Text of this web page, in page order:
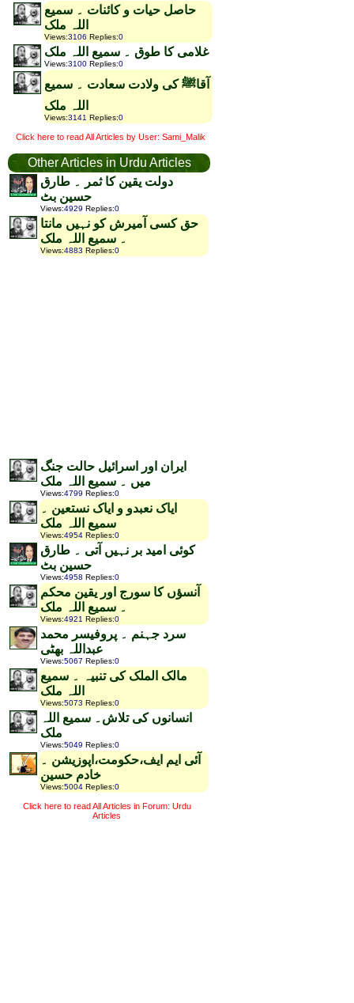
حاصل حیات و کائنات ۔ سمیع
اللہ ملک
Views:3106 Replies:0
غلامی کا طوق ۔ سمیع اللہ ملک
Views:3100 Replies:0
آقاﷺ کی ولادت سعادت ۔ سمیع
اللہ ملک
Views:3141 Replies:0
Click here to read All Articles by User: Sami_Malik
Other Articles in Urdu Articles
دولت یقین کا ثمر ۔ طارق
حسین بٹ
Views:4929 Replies:0
حق کسی آمیرش کو نہیں مانتا
۔ سمیع اللہ ملک
Views:4883 Replies:0
ایران اور اسرائیل حالت جنگ
میں ۔ سمیع اللہ ملک
Views:4799 Replies:0
ایاک نعبدو و ایاک نستعین ۔
سمیع اللہ ملک
Views:4954 Replies:0
کوئی امید بر نہیں آتی ۔ طارق
حسین بٹ
Views:4958 Replies:0
آنسؤں کا سورج اور یقین محکم
۔ سمیع اللہ ملک
Views:4921 Replies:0
سرد جہنم ۔ پروفیسر محمد
عبداللہ بھٹی
Views:5067 Replies:0
مالک الملک کی تنبیہ ۔ سمیع
اللہ ملک
Views:5073 Replies:0
انسانوں کی تلاش۔ سمیع اللہ
ملک
Views:5049 Replies:0
آئی ایم ایف،حکومت،اپوزیشن ۔
خادم حسین
Views:5004 Replies:0
Click here to read All Articles in Forum: Urdu
Articles